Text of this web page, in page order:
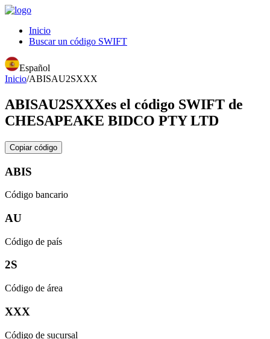
Inicio
Buscar un código SWIFT
Español
Inicio/ABISAU2SXXX
ABISAU2SXXXes el código SWIFT de
CHESAPEAKE BIDCO PTY LTD
Copiar código
ABIS
Código bancario
AU
Código de país
2S
Código de área
XXX
Código de sucursal